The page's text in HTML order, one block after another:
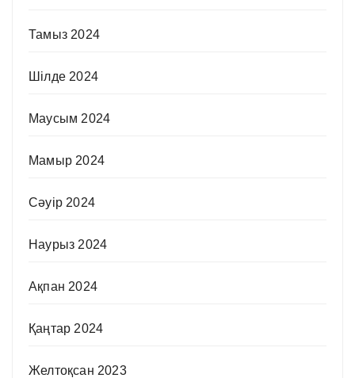
Тамыз 2024
Шілде 2024
Маусым 2024
Мамыр 2024
Сәуір 2024
Наурыз 2024
Ақпан 2024
Қаңтар 2024
Желтоқсан 2023